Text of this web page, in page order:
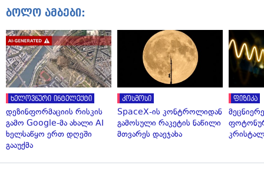
ბოლო ამბები:
ხელოვნური ინტელექტი
დეზინფორმაციის რისკის
გამო Google-მა ახალი AI
ხელსაწყო ერთ დღეში
გააუქმა
კოსმოსი
SpaceX-ის კონტროლიდან
გამოსული რაკეტის ნაწილი
მთვარეს დაეჯახა
ფიზიკა